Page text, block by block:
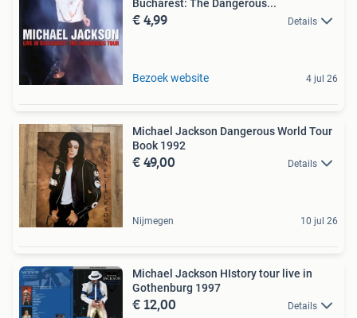
Bucharest: The Dangerous...
€ 4,99 Details
Bezoek website 4 jul 26
Michael Jackson Dangerous World Tour
Book 1992
€ 49,00 Details
Nijmegen 10 jul 26
Michael Jackson HIstory tour live in
Gothenburg 1997
€ 12,00 Details